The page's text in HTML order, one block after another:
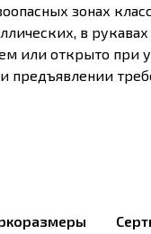
зонах
в
или открыто при
предъявлении